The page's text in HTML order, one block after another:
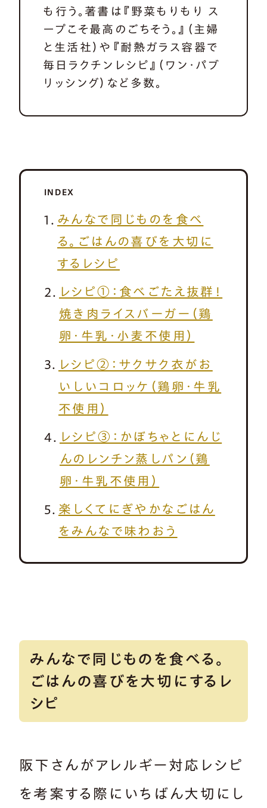
も行う。著書は『野菜もりもり ス
ープこそ最高のごちそう。』（主婦
と生活社）や『耐熱ガラス容器で
毎日ラクチンレシピ』（ワン・パブ
リッシング）など多数。
INDEX
みんなで同じものを食べ
る。ごはんの喜びを大切に
するレシピ
レシピ①：食べごたえ抜群！
焼き肉ライスバーガー（鶏
卵・牛乳・小麦不使用）
レシピ②：サクサク衣がお
いしいコロッケ（鶏卵・牛乳
不使用）
レシピ③：かぼちゃとにんじ
んのレンチン蒸しパン（鶏
卵・牛乳不使用）
楽しくてにぎやかなごはん
をみんなで味わおう
みんなで同じものを食べる。
ごはんの喜びを大切にするレ
シピ
阪下さんがアレルギー対応レシピ
を考案する際にいちばん大切にし